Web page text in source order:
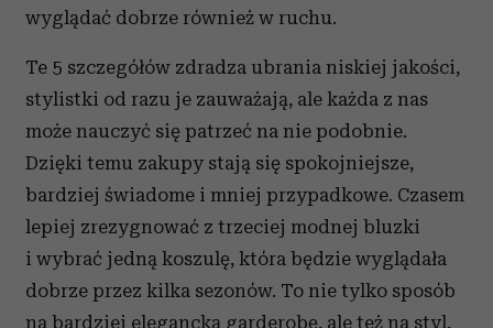
wyglądać dobrze również w ruchu.
Te 5 szczegółów zdradza ubrania niskiej jakości,
stylistki od razu je zauważają, ale każda z nas
może nauczyć się patrzeć na nie podobnie.
Dzięki temu zakupy stają się spokojniejsze,
bardziej świadome i mniej przypadkowe. Czasem
lepiej zrezygnować z trzeciej modnej bluzki
i wybrać jedną koszulę, która będzie wyglądała
dobrze przez kilka sezonów. To nie tylko sposób
na bardziej elegancką garderobę, ale też na styl,